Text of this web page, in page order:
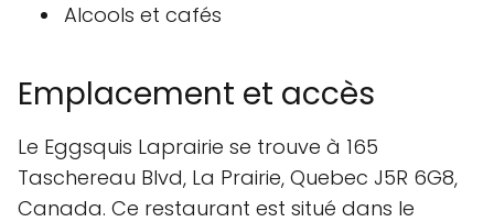
Alcools et cafés
Emplacement et accès
Le Eggsquis Laprairie se trouve à 165
Taschereau Blvd, La Prairie, Quebec J5R 6G8,
Canada. Ce restaurant est situé dans le